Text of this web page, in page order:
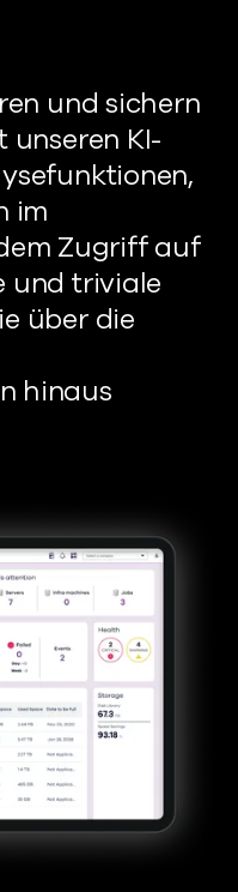
und sichern
unseren KI-
im
Zugriff auf
und triviale
über die
hinaus